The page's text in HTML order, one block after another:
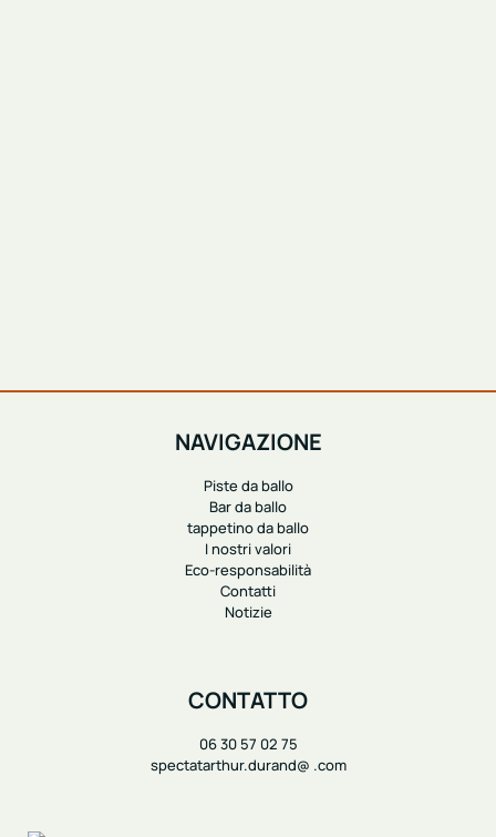
NAVIGAZIONE
Piste da ballo
Bar da ballo
tappetino da ballo
I nostri valori
Eco-responsabilità
Contatti
Notizie
CONTATTO
06 30 57 02 75
spectatarthur.durand@ .com